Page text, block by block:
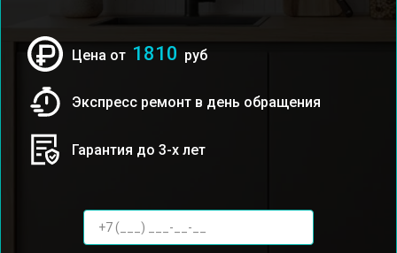
Цена от 1810 руб
Экспресс ремонт в день обращения
Гарантия до 3-х лет